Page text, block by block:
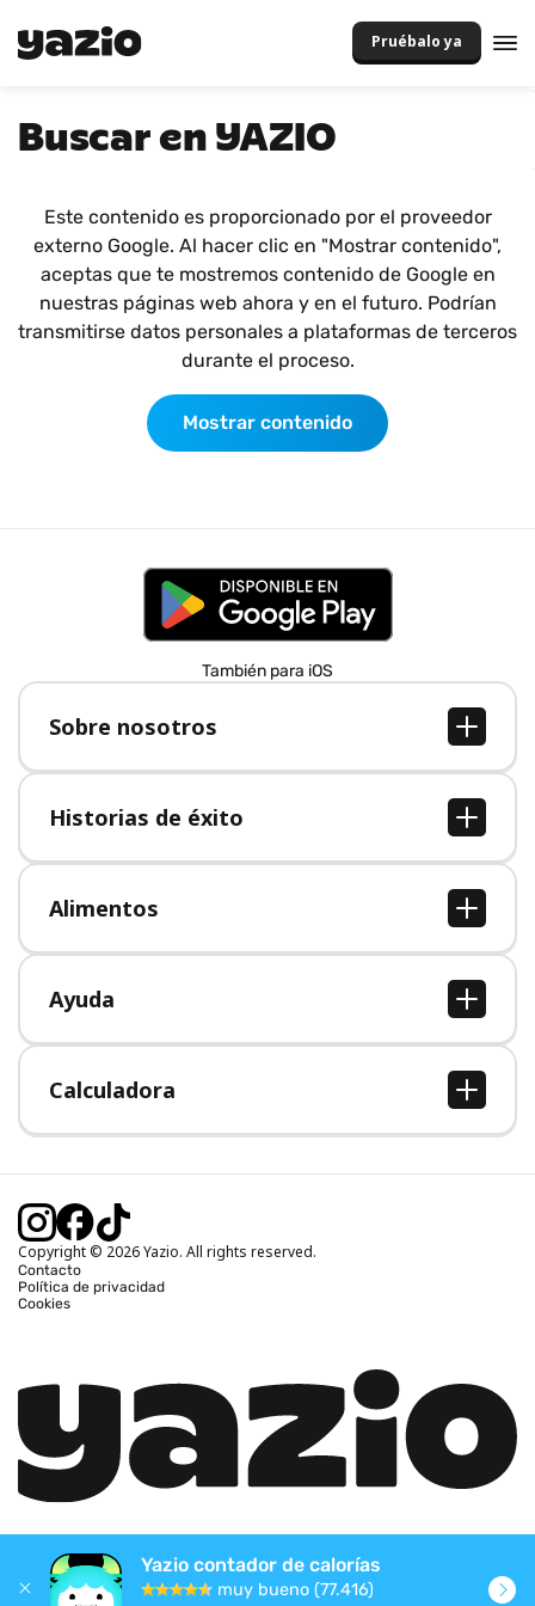
Pruébalo ya
Buscar en YAZIO
Este contenido es proporcionado por el proveedor
externo Google. Al hacer clic en "Mostrar contenido",
aceptas que te mostremos contenido de Google en
nuestras páginas web ahora y en el futuro. Podrían
transmitirse datos personales a plataformas de terceros
durante el proceso.
Mostrar contenido
También para iOS
Sobre nosotros
Sobre nosotros
Empleo
Prensa
Historias de éxito
Todas las historias de éxito
Alimentos
Todos los alimentos
Ayuda
Centro de ayuda
Calculadora
Calcular IMC
Calcular peso ideal
Calcular calorías quemadas
Copyright © 2026 Yazio. All rights reserved.
Contacto
Política de privacidad
Cookies
Yazio contador de calorías
muy bueno (77.416)